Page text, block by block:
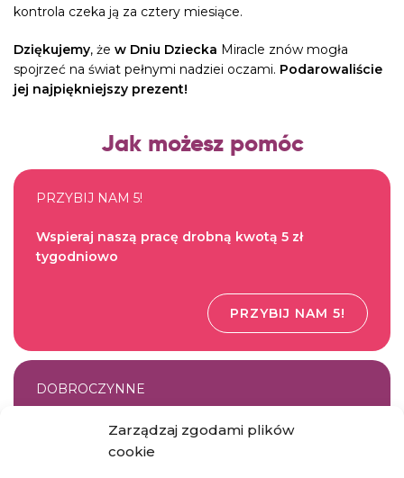
Zarządzaj zgodami plików
cookie
kontrola czeka ją za cztery miesiące.
Dziękujemy, że w Dniu Dziecka Miracle znów mogła
spojrzeć na świat pełnymi nadziei oczami. Podarowaliście
jej najpiękniejszy prezent!
Jak możesz pomóc
PRZYBIJ NAM 5!
Wspieraj naszą pracę drobną kwotą 5 zł
tygodniowo
PRZYBIJ NAM 5!
DOBROCZYNNE
Ufunduj jedną kroplówkę dla pacjenta szpitala